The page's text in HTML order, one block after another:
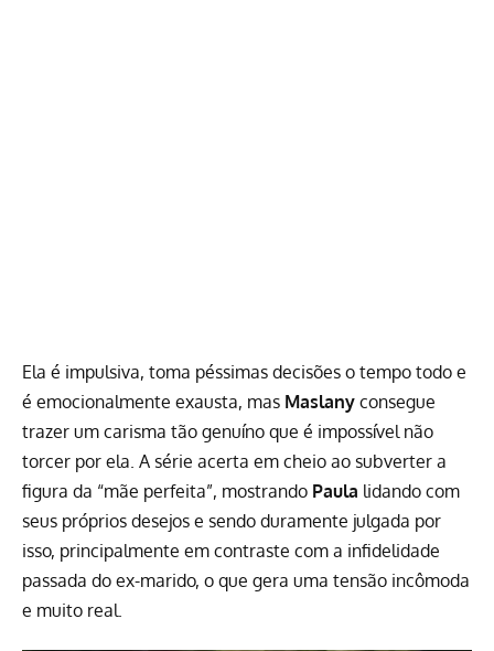
Ela é impulsiva, toma péssimas decisões o tempo todo e
é emocionalmente exausta, mas Maslany consegue
trazer um carisma tão genuíno que é impossível não
torcer por ela. A série acerta em cheio ao subverter a
figura da “mãe perfeita”, mostrando Paula lidando com
seus próprios desejos e sendo duramente julgada por
isso, principalmente em contraste com a infidelidade
passada do ex-marido, o que gera uma tensão incômoda
e muito real.